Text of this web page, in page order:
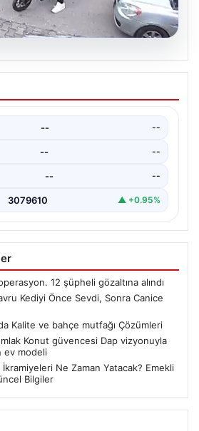
Kalite ve bahçe
alanları, villaların en önemli
ulaşmıştır. Bahçeyle…
-- --
-- --
-- --